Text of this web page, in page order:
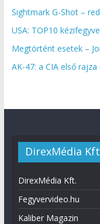
Sightmark G-Shot –
USA: TOP10
Megtörtént esetek –
AK-47: a CIA első
DirexMédia Kft
DirexMédia Kft.
Fegyvervideo.hu
Kaliber Magazin